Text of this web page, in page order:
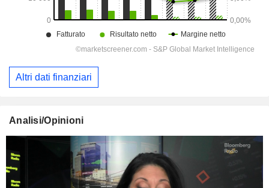
Altri dati finanziari
Analisi/Opinioni